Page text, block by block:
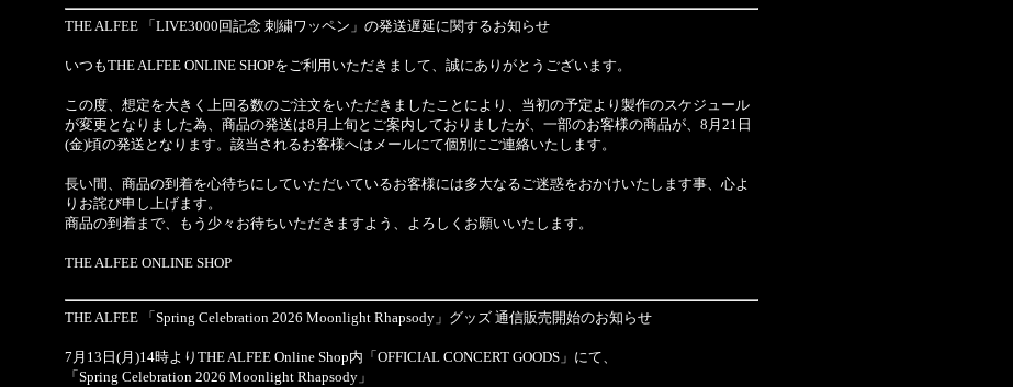
THE ALFEE 「LIVE3000回記念 刺繍ワッペン」の発送遅延に関するお知らせ
いつもTHE ALFEE ONLINE SHOPをご利用いただきまして、誠にありがとうございます。
この度、想定を大きく上回る数のご注文をいただきましたことにより、当初の予定より製作のスケジュール
が変更となりました為、商品の発送は8月上旬とご案内しておりましたが、一部のお客様の商品が、8月21日
(金)頃の発送となります。該当されるお客様へはメールにて個別にご連絡いたします。
長い間、商品の到着を心待ちにしていただいているお客様には多大なるご迷惑をおかけいたします事、心よ
りお詫び申し上げます。
商品の到着まで、もう少々お待ちいただきますよう、よろしくお願いいたします。
THE ALFEE ONLINE SHOP
THE ALFEE 「Spring Celebration 2026 Moonlight Rhapsody」グッズ 通信販売開始のお知らせ
7月13日(月)14時よりTHE ALFEE Online Shop内「OFFICIAL CONCERT GOODS」にて、
「Spring Celebration 2026 Moonlight Rhapsody」